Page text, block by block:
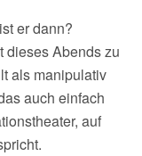
er dann?
dieses Abends zu
als manipulativ
auch einfach
auf